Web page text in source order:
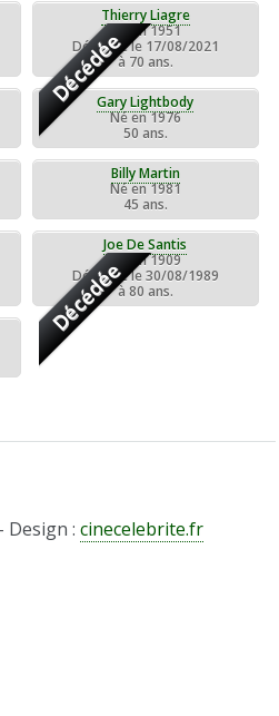
Thierry Liagre
DécédéeNé en 1951
Décédée le 17/08/2021
à 70 ans.
Gary Lightbody
Né en 1976
50 ans.
Billy Martin
Né en 1981
45 ans.
Joe De Santis
DécédéeNé en 1909
Décédée le 30/08/1989
à 80 ans.
Design :cinecelebrite.fr